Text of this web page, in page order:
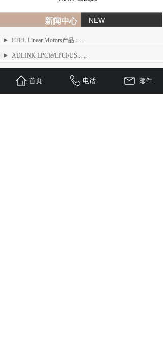
新闻中心 NEW
ETEL Linear Motors产品......
ADLINK LPCIe/LPCI/US......
ADLINK MXE-1300 系列工业......
首页 电话 邮件